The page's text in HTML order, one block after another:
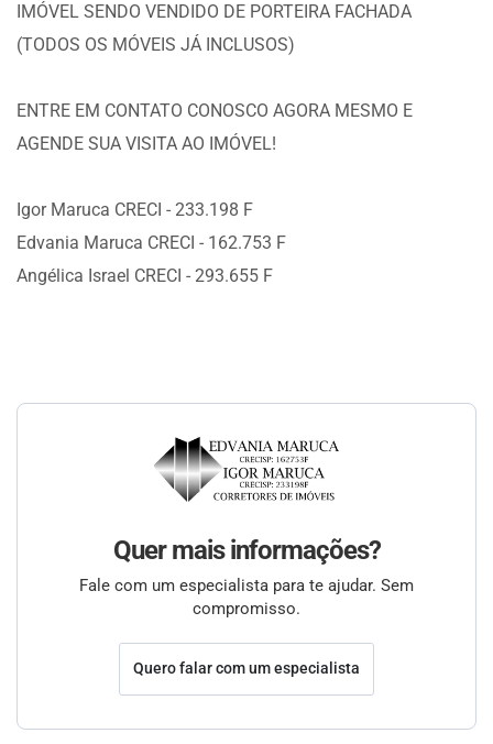
IMÓVEL SENDO VENDIDO DE PORTEIRA FACHADA
(TODOS OS MÓVEIS JÁ INCLUSOS)
ENTRE EM CONTATO CONOSCO AGORA MESMO E
AGENDE SUA VISITA AO IMÓVEL!
Igor Maruca CRECI - 233.198 F
Edvania Maruca CRECI - 162.753 F
Angélica Israel CRECI - 293.655 F
Quer mais informações?
Fale com um especialista para te ajudar. Sem
compromisso.
Quero falar com um especialista